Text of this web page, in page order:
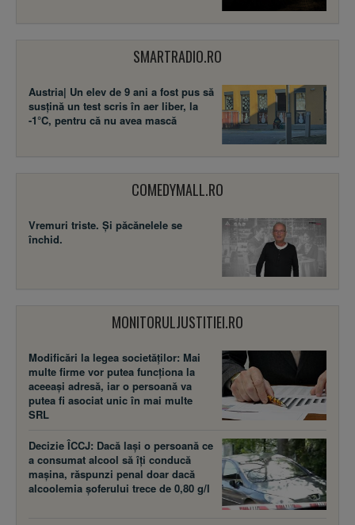
SMARTRADIO.RO
Austria| Un elev de 9 ani a fost pus să
susţină un test scris în aer liber, la
-1°C, pentru că nu avea mască
COMEDYMALL.RO
Vremuri triste. Şi păcănelele se
închid.
MONITORULJUSTITIEI.RO
Modificări la legea societăţilor: Mai
multe firme vor putea funcţiona la
aceeaşi adresă, iar o persoană va
putea fi asociat unic în mai multe
SRL
Decizie ÎCCJ: Dacă laşi o persoană ce
a consumat alcool să îţi conducă
maşina, răspunzi penal doar dacă
alcoolemia şoferului trece de 0,80 g/l